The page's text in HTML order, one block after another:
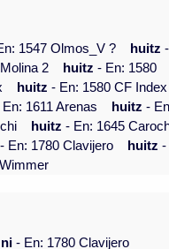
1547 Olmos_V ? huitz-
2 huitz- En: 1580
huitz- En: 1580 CF Index
En: 1611 Arenas huitz-
huitz- En: 1645
- En: 1780 Clavijero huitz-
- En: 1780 Clavijero